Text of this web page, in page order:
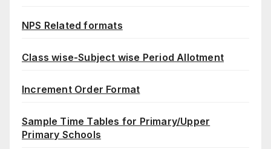
NPS Related formats
Class wise-Subject wise Period Allotment
Increment Order Format
Sample Time Tables for Primary/Upper
Primary Schools